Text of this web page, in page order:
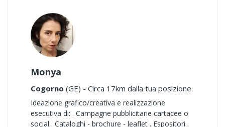
Monya
Cogorno (GE) - Circa 17km dalla tua posizione
Ideazione grafico/creativa e realizzazione
esecutiva di: . Campagne pubblicitarie cartacee o
social . Cataloghi - brochure - leaflet . Espositori .